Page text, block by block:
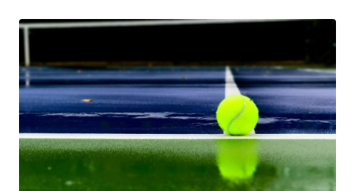
Leggerissime
Speciale Astrabilia 2026
Gallery